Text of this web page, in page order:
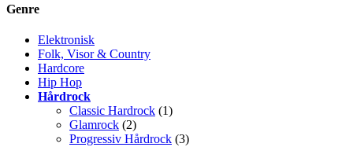
Genre
Elektronisk
Folk, Visor & Country
Hardcore
Hip Hop
Hårdrock
Classic Hardrock (1)
Glamrock (2)
Progressiv Hårdrock (3)